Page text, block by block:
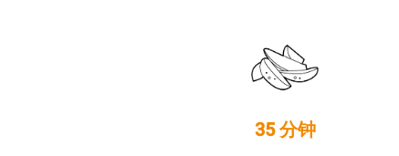
35 分钟